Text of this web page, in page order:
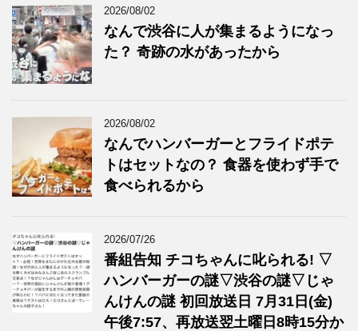
2026/08/02
なんで渋谷に人が集まるようになっ
た？ 奇跡の水があったから
2026/08/02
なんでハンバーガーとフライドポテ
トはセットなの？ 食器を使わず手で
食べられるから
2026/07/26
番組告知 チコちゃんに叱られる! ▽
ハンバーガーの謎▽渋谷の謎▽じゃ
んけんの謎 初回放送日 7月31日(金)
午後7:57、再放送翌土曜日8時15分か